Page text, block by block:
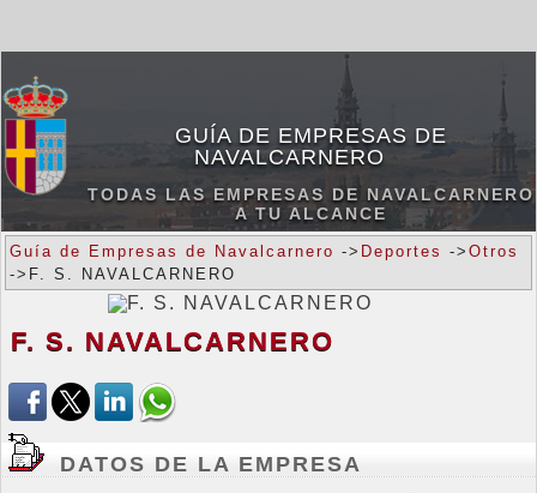
GUÍA DE EMPRESAS DE
NAVALCARNERO
TODAS LAS EMPRESAS DE NAVALCARNERO
A TU ALCANCE
Guía de Empresas de Navalcarnero -> Deportes -> Otros
->F. S. NAVALCARNERO
F. S. NAVALCARNERO
DATOS DE LA EMPRESA